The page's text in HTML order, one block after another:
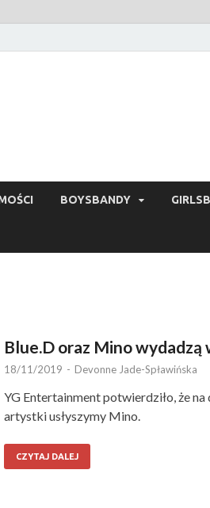
BOYSBANDY
Blue.D oraz Mino
18/11/2019 - Devonne Jade-Spławińska
YG Entertainment potwierdziło, że
artystki usłyszymy Mino.
CZYTAJ DALEJ